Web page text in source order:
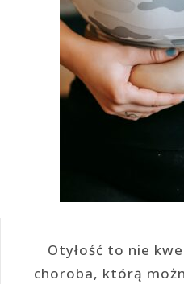
Otyłość to nie
choroba, którą